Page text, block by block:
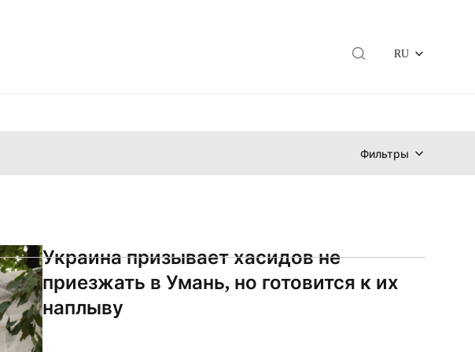
RU
Фильтры
Украина призывает хасидов не
приезжать в Умань, но готовится к их
наплыву